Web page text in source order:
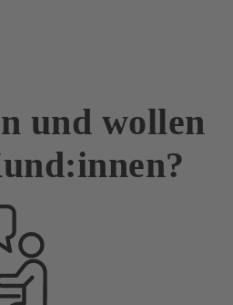
und wollen